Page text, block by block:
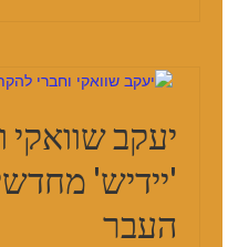
יעקב
'יידיש'
העבר